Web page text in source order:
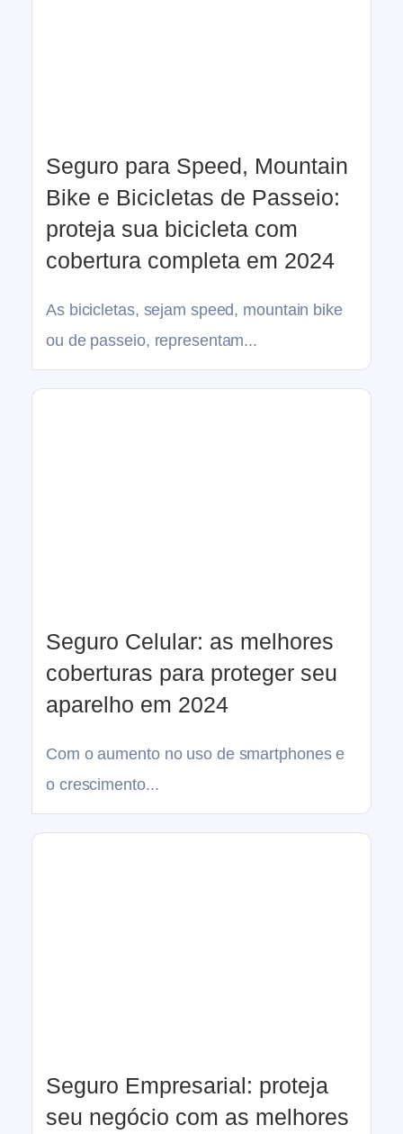
Seguro para Speed, Mountain
Bike e Bicicletas de Passeio:
proteja sua bicicleta com
cobertura completa em 2024
As bicicletas, sejam speed, mountain bike
ou de passeio, representam...
Seguro Celular: as melhores
coberturas para proteger seu
aparelho em 2024
Com o aumento no uso de smartphones e
o crescimento...
Seguro Empresarial: proteja
seu negócio com as melhores